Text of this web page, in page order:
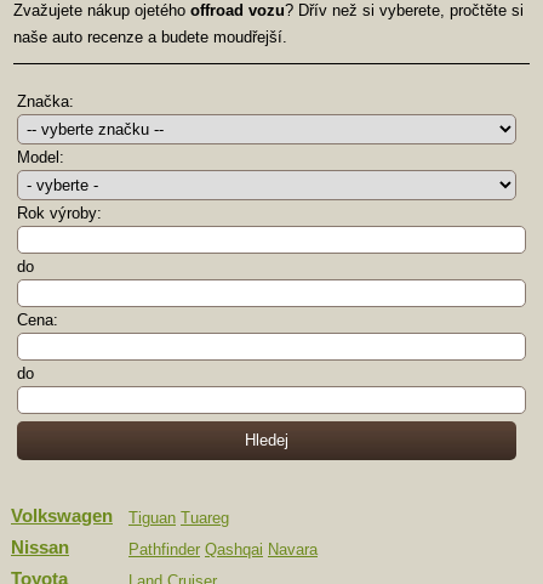
Zvažujete nákup ojetého offroad vozu? Dřív než si vyberete, pročtěte si
naše auto recenze a budete moudřejší.
Značka:
Model:
Rok výroby:
do
Cena:
do
Volkswagen Tiguan Tuareg
Nissan Pathfinder Qashqai Navara
Toyota